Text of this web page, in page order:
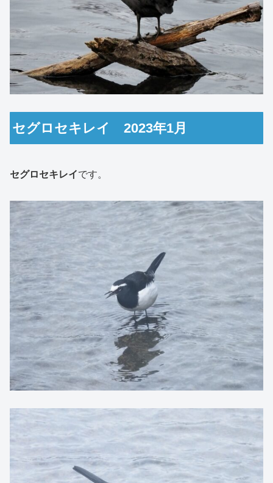
セグロセキレイ 2023年1月
セグロセキレイです。